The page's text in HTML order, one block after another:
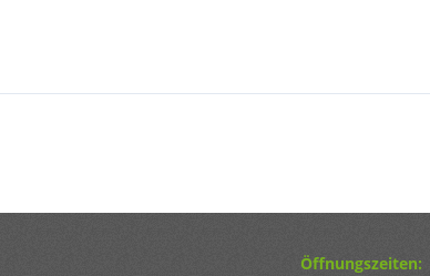
Öffnungszeiten: